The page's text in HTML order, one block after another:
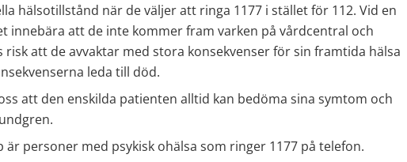
hälsotillstånd när de väljer att ringa 1177 i stället för 112. Vid en
innebära att de inte kommer fram varken på vårdcentral och
risk att de avvaktar med stora konsekvenser för sin framtida hälsa
leda till död.
att den enskilda patienten alltid kan bedöma sina symtom och
är personer med psykisk ohälsa som ringer 1177 på telefon.